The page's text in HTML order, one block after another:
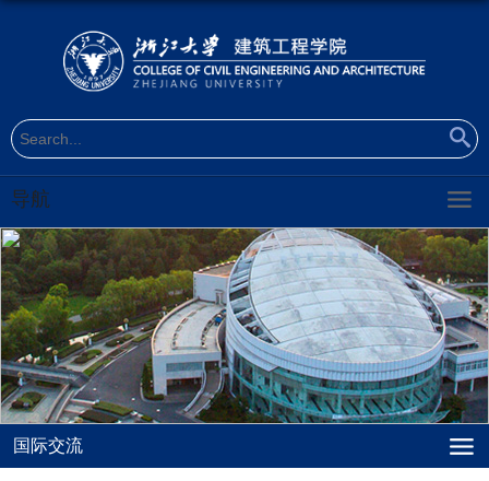
导航
国际交流